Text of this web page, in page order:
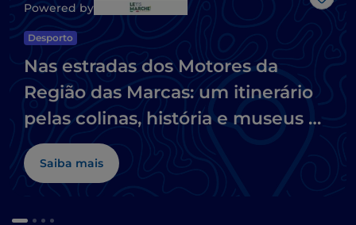
Powered by
Desporto
Nas estradas dos Motores da
Região das Marcas: um itinerário
pelas colinas, história e museus da
motocicleta
Saiba mais